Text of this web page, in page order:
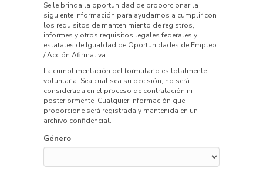
Se le brinda la oportunidad de proporcionar la
siguiente información para ayudarnos a cumplir con
los requisitos de mantenimiento de registros,
informes y otros requisitos legales federales y
estatales de Igualdad de Oportunidades de Empleo
/ Acción Afirmativa.
La cumplimentación del formulario es totalmente
voluntaria. Sea cual sea su decisión, no será
considerada en el proceso de contratación ni
posteriormente. Cualquier información que
proporcione será registrada y mantenida en un
archivo confidencial.
Género